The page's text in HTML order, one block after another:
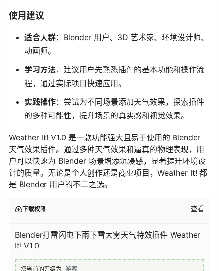
使用建议
适合人群：Blender 用户、3D 艺术家、环境设计师、
动画师。
学习方法 ：建议用户先熟悉插件的基本功能和操作流
程，通过实际项目快速应用。
实践操作：尝试为不同场景添加天气效果，探索插件
的多种可能性，提升场景的真实感和视觉效果。
Weather It! V1.0 是一款功能强大且易于使用的 Blender
天气效果插件。通过多种天气效果和逼真的物理表现，用
户可以快速为 Blender 场景增添沉浸感，显著提升环境设
计的质量。无论是个人创作还是商业项目，Weather It! 都
是 Blender 用户的不二之选。
下载权限 查看
Blender打雷闪电下雨下雪大雾天气特效插件 Weather
It! V1.0
您当前的等级为 游客